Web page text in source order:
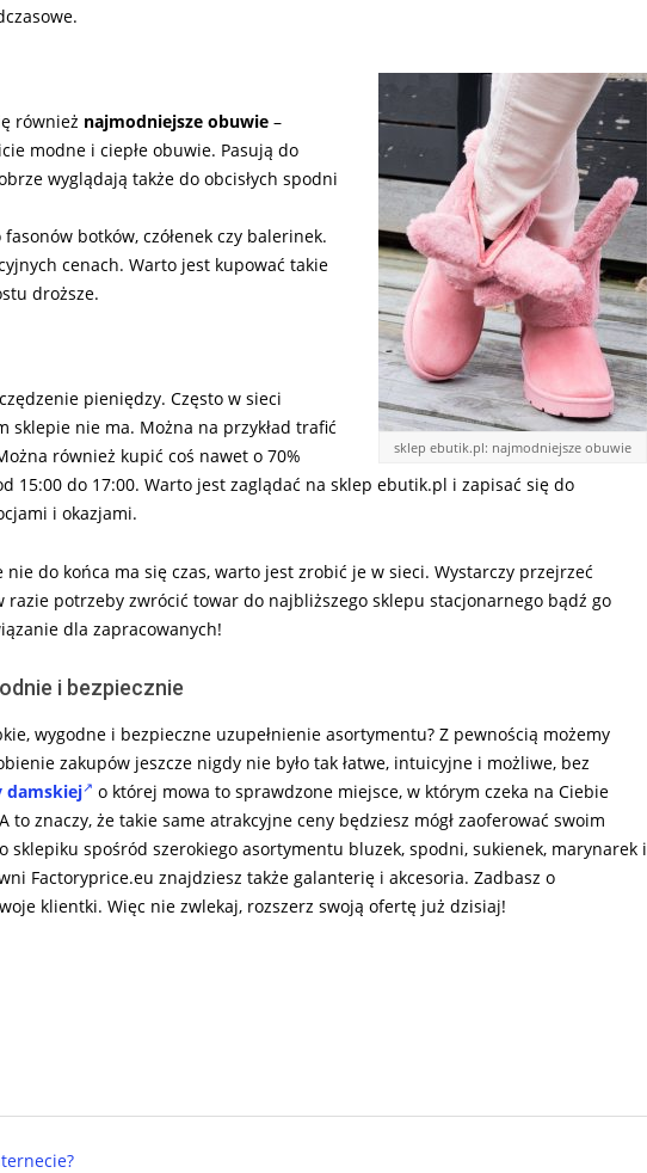
sklep ebutik.pl: najmodniejsze obuwie
również najmodniejsze obuwie –
modne i ciepłe obuwie. Pasują do
wyglądają także do obcisłych spodni
botków, czółenek czy balerinek.
cenach. Warto jest kupować takie
droższe.
pieniędzy. Często w sieci
nie ma. Można na przykład trafić
również kupić coś nawet o 70%
15:00 do 17:00. Warto jest zaglądać na sklep ebutik.pl i zapisać się do
i okazjami.
do końca ma się czas, warto jest zrobić je w sieci. Wystarczy przejrzeć
potrzeby zwrócić towar do najbliższego sklepu stacjonarnego bądź go
dla zapracowanych!
i bezpiecznie
wygodne i bezpieczne uzupełnienie asortymentu? Z pewnością możemy
zakupów jeszcze nigdy nie było tak łatwe, intuicyjne i możliwe, bez
damskiej
o której mowa to sprawdzone miejsce, w którym czeka na Ciebie
znaczy, że takie same atrakcyjne ceny będziesz mógł zaoferować swoim
spośród szerokiego asortymentu bluzek, spodni, sukienek, marynarek i
Factoryprice.eu znajdziesz także galanterię i akcesoria. Zadbasz o
klientki. Więc nie zwlekaj, rozszerz swoją ofertę już dzisiaj!